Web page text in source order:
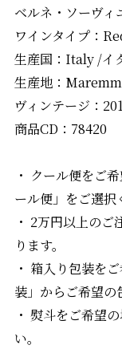
ベルネ・ソーヴィ
ワインタイプ：
生産国：Italy /イ
生産地：
ヴィンテージ：
商品CD：78420
・ クール便をご
ール便」をご選択
・ 2万円以上の
ります。
・ 箱入り包装を
装」からご希望の
・ 熨斗をご希望
い。